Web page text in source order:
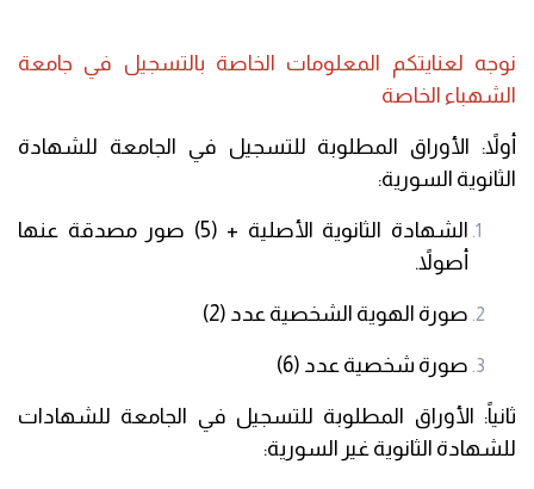
نوجه لعنايتكم المعلومات الخاصة بالتسجيل في جامعة
الشهباء الخاصة
أولاً: الأوراق المطلوبة للتسجيل في الجامعة للشهادة
الثانوية السورية:
الشهادة الثانوية الأصلية + (5) صور مصدقة عنها
أصولاً.
صورة الهوية الشخصية عدد (2)
صورة شخصية عدد (6)
ثانياً: الأوراق المطلوبة للتسجيل في الجامعة للشهادات
للشهادة الثانوية غير السورية: